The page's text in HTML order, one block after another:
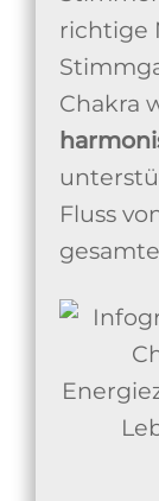
richtige
Chakra
Fluss